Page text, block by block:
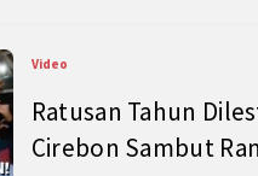
Video
Ratusan Tahun
Cirebon Sambut